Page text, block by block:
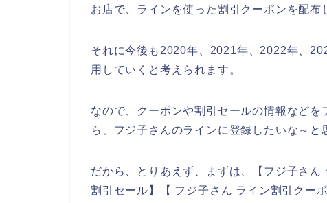
お店で、ラインを使った割引クーポンを配布
それに今後も2020年、2021年、2022年、
用していくと考えられます。
なので、クーポンや割引セールの情報など
ら、フジ子さんのラインに登録したいな～と
だから、とりあえず、まずは、【フジ子さ
割引セール】【 フジ子さん ライン割引クー